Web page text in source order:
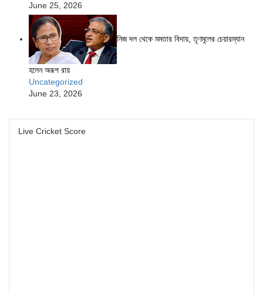
June 25, 2026
নিজ দল থেকে মমতার বিদায়, তৃণমূলের চেয়ারম্যান
হলেন অরূপ রায়
Uncategorized
June 23, 2026
Live Cricket Score